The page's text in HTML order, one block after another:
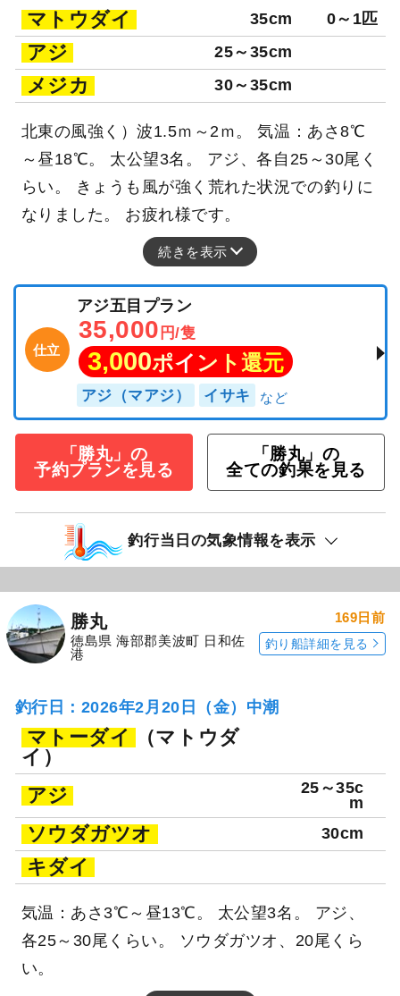
マトウダイ 35cm 0～1匹
アジ 25～35cm
メジカ 30～35cm
北東の風強く）波1.5ｍ～2ｍ。 気温：あさ8℃
～昼18℃。 太公望3名。 アジ、各自25～30尾く
らい。 きょうも風が強く荒れた状況での釣りに
なりました。 お疲れ様です。
続きを表示
仕立
アジ五目プラン
35,000 円/隻
3,000ポイント還元
アジ（マアジ） イサキ
「勝丸」の
予約プランを見る
「勝丸」の
全ての釣果を見る
釣行当日の気象情報を表示
勝丸
徳島県 海部郡美波町 日和佐
港
169日前
釣り船詳細を見る
釣行日：2026年2月20日（金）中潮
マトーダイ
（マトウダ
イ）
アジ
25～35c
m
ソウダガツオ 30cm
キダイ
気温：あさ3℃～昼13℃。 太公望3名。 アジ、
各25～30尾くらい。 ソウダガツオ、20尾くら
い。